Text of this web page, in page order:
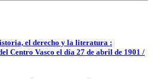
el derecho y la literatura :
Centro Vasco el día 27 de abril de 1901 /